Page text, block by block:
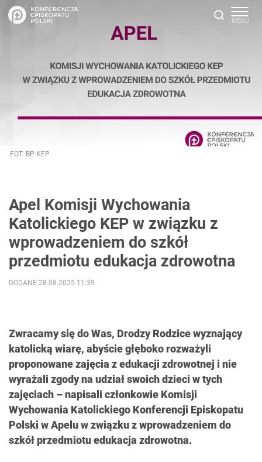
FOT. BP KEP
Apel Komisji Wychowania
Katolickiego KEP w związku z
wprowadzeniem do szkół
przedmiotu edukacja zdrowotna
Zwracamy się do Was, Drodzy Rodzice wyznający
katolicką wiarę, abyście głęboko rozważyli
proponowane zajęcia z edukacji zdrowotnej i nie
wyrażali zgody na udział swoich dzieci w tych
zajęciach – napisali członkowie Komisji
Wychowania Katolickiego Konferencji Episkopatu
Polski w Apelu w związku z wprowadzeniem do
szkół przedmiotu edukacja zdrowotna.
DODANE 28.08.2025 11:39